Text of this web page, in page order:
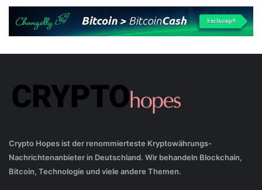
Crypto Hopes ist der renommierteste Kryptowährungs-
Nachrichtenanbieter in Deutschland. Wir behandeln Blockchain,
Bitcoin, Technologie und viele andere Themen.